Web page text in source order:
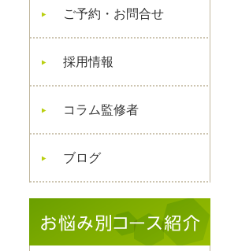
ご予約・お問合せ
採用情報
コラム監修者
ブログ